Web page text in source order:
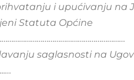
i upućivanju na
Statuta Općine
saglasnosti na